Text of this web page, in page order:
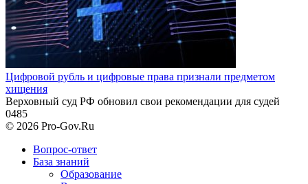
Цифровой рубль и цифровые права признали предметом
хищения
Верховный суд РФ обновил свои рекомендации для судей
0485
© 2026 Pro-Gov.Ru
Вопрос-ответ
База знаний
Образование